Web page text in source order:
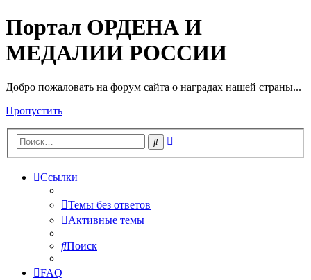
Портал ОРДЕНА И
МЕДАЛИИ РОССИИ
Добро пожаловать на форум сайта о наградах нашей страны...
Пропустить
Поиск
Ссылки
Темы без ответов
Активные темы
Поиск
FAQ